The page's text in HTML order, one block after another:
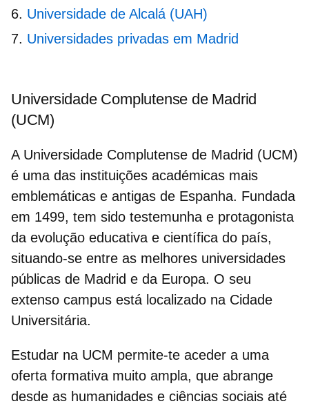
Universidade de Alcalá (UAH)
Universidades privadas em Madrid
Universidade Complutense de Madrid
(UCM)
A Universidade Complutense de Madrid (UCM)
é uma das instituições académicas mais
emblemáticas e antigas de Espanha. Fundada
em 1499, tem sido testemunha e protagonista
da evolução educativa e científica do país,
situando-se entre as melhores universidades
públicas de Madrid e da Europa. O seu
extenso campus está localizado na Cidade
Universitária.
Estudar na UCM permite-te aceder a uma
oferta formativa muito ampla, que abrange
desde as humanidades e ciências sociais até